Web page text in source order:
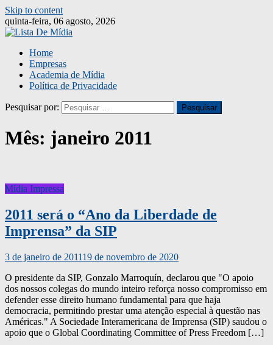
Skip to content
quinta-feira, 06 agosto, 2026
Home
Empresas
Academia de Mídia
Política de Privacidade
Pesquisar por:
Mês: janeiro 2011
Mídia Impressa
2011 será o “Ano da Liberdade de
Imprensa” da SIP
3 de janeiro de 201119 de novembro de 2020
O presidente da SIP, Gonzalo Marroquín, declarou que "O apoio
dos nossos colegas do mundo inteiro reforça nosso compromisso em
defender esse direito humano fundamental para que haja
democracia, permitindo prestar uma atenção especial à questão nas
Américas." A Sociedade Interamericana de Imprensa (SIP) saudou o
apoio que o Global Coordinating Committee of Press Freedom […]